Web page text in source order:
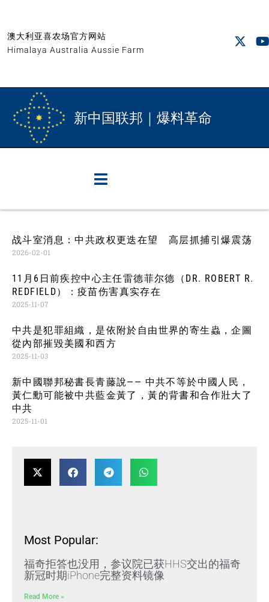
澳大利亚喜农场官方网站
Himalaya Australia Aussie Farm
新中国联邦｜爆料革命
战斗室消息：中共政权更迭在望 高层抓捕引爆震荡
2026-02-01
11月6日前疾控中心主任雷德菲尔德（DR. ROBERT R.
REDFIELD）：疫苗伤害真实存在
2025-11-07
中共是犯罪組織，是依附於自由世界的寄生蟲，企圖
從內部摧毀美國和西方
2025-11-03
新中國聯邦秘書長青藤說—— 中共不等於中國人民，
黃仁勳可能被中共藍金黃了，黃的背書和合作壯大了
中共
2025-11-01
Most Popular:
福奇拒答也没用，参议院已获HHS交出的福奇
新冠时期iPhone完整资料镜像
Read More »